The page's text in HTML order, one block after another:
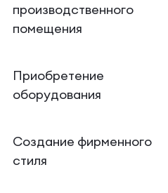
производственного
помещения
Приобретение
оборудования
Создание фирменного
стиля